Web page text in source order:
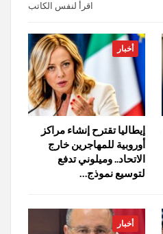
اقرأ لنفس الكاتب
أخبار
إيطاليا تقترح إنشاء مراكز
أوروبية للمهاجرين خارج
الاتحاد.. وميلوني تدفع
لتوسيع نموذج…
أخبار